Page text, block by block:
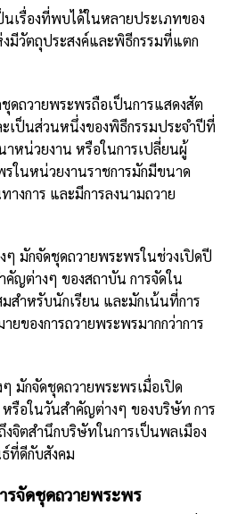
เรื่องที่พบได้ในหลายประเภทของ
มีวัตถุประสงค์และพิธีกรรมที่แตก
ดถวายพระพรถือเป็นการแสดงสัต
ป็นส่วนหนึ่งของพิธีกรรมประจำปีที่
หน่วยงาน หรือในการเปลี่ยนผู้
ในหน่วยงานราชการมักมีขนาด
งการ และมีการลงนามถวาย
ๆ มักจัดชุดถวายพระพรในช่วงเปิดปี
ญต่างๆ ของสถาบัน การจัดใน
สำหรับนักเรียน และมักเน้นที่การ
ยของการถวายพระพรมากกว่าการ
มักจัดชุดถวายพระพรเมื่อเปิด
หรือในวันสำคัญต่างๆ ของบริษัท การ
งจิตสำนึกบริษัทในการเป็นพลเมือง
ที่ดีกับสังคม
รจัดชุดถวายพระพร